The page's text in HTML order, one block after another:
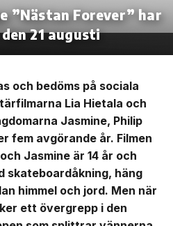
”Nästan Forever” har
21 augusti
och bedöms på sociala
Lia Hietala och
Jasmine, Philip
fem avgörande år. Filmen
Jasmine är 14 år och
skateboardåkning, häng
himmel och jord. Men när
ett övergrepp i den